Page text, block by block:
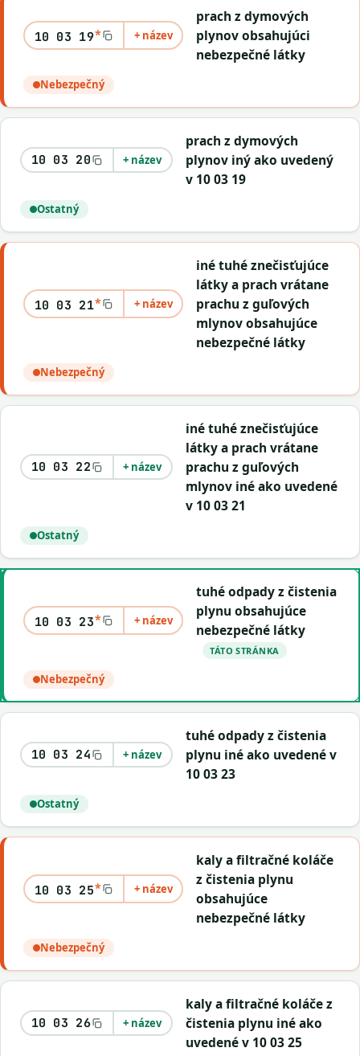
10 03 19* + název
prach z dymových
plynov obsahujúci
nebezpečné látky
Nebezpečný
10 03 20 + název
prach z dymových
plynov iný ako uvedený
v 10 03 19
Ostatný
10 03 21* + název
iné tuhé znečisťujúce
látky a prach vrátane
prachu z guľových
mlynov obsahujúce
nebezpečné látky
Nebezpečný
10 03 22 + název
iné tuhé znečisťujúce
látky a prach vrátane
prachu z guľových
mlynov iné ako uvedené
v 10 03 21
Ostatný
10 03 23* + název
tuhé odpady z čistenia
plynu obsahujúce
nebezpečné látky
TÁTO STRÁNKA
Nebezpečný
10 03 24 + název
tuhé odpady z čistenia
plynu iné ako uvedené v
10 03 23
Ostatný
10 03 25* + název
kaly a filtračné koláče
z čistenia plynu
obsahujúce
nebezpečné látky
Nebezpečný
10 03 26 + název
kaly a filtračné koláče z
čistenia plynu iné ako
uvedené v 10 03 25